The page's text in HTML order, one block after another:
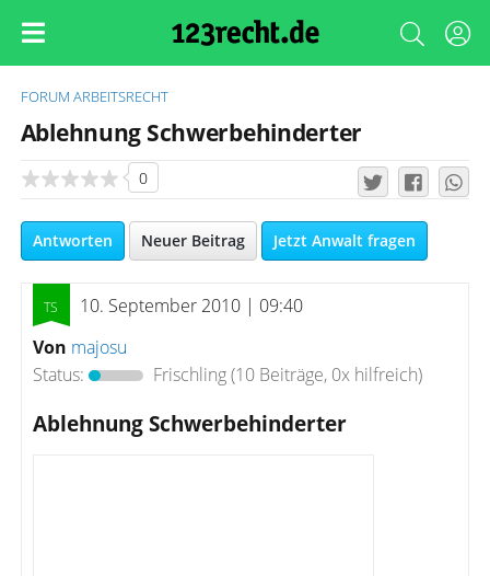
FORUM ARBEITSRECHT
Ablehnung Schwerbehinderter
0
Antworten Neuer Beitrag Jetzt Anwalt fragen
10. September 2010 | 09:40
Von majosu
Status:
Frischling(10 Beiträge, 0x hilfreich)
Ablehnung Schwerbehinderter